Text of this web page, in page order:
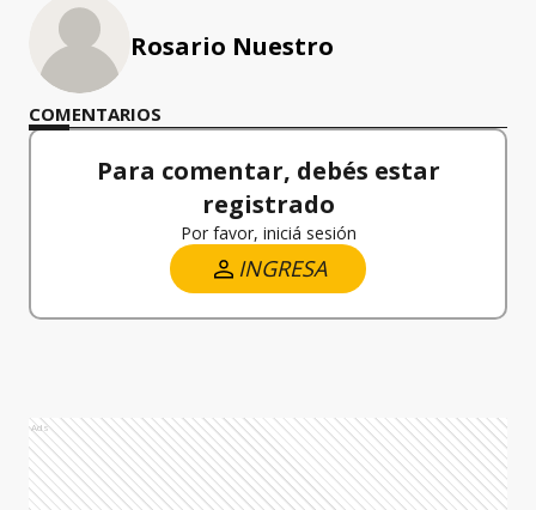
Rosario Nuestro
COMENTARIOS
Para comentar, debés estar
registrado
Por favor, iniciá sesión
INGRESA
Ads